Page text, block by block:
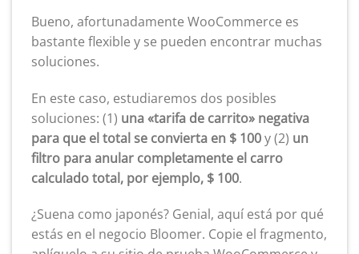
Bueno, afortunadamente WooCommerce es
bastante flexible y se pueden encontrar muchas
soluciones.
En este caso, estudiaremos dos posibles
soluciones: (1) una «tarifa de carrito» negativa
para que el total se convierta en $ 100y (2) un
filtro para anular completamente el carro
calculado total, por ejemplo, $ 100.
¿Suena como japonés? Genial, aquí está por qué
estás en el negocio Bloomer. Copie el fragmento,